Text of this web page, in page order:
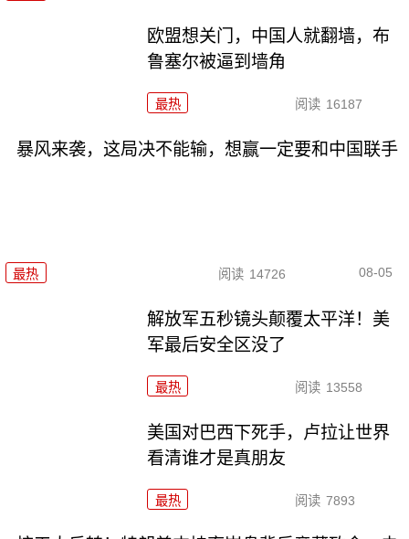
欧盟想关门，中国人就翻墙，布
鲁塞尔被逼到墙角
最热 阅读 16187
暴风来袭，这局决不能输，想赢一定要和中国联手
最热 阅读 14726 08-05
解放军五秒镜头颠覆太平洋！美
军最后安全区没了
最热 阅读 13558
美国对巴西下死手，卢拉让世界
看清谁才是真朋友
最热 阅读 7893